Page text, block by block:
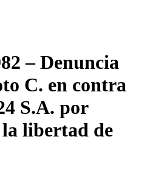
– Denuncia
C. en contra
S.A. por
libertad de